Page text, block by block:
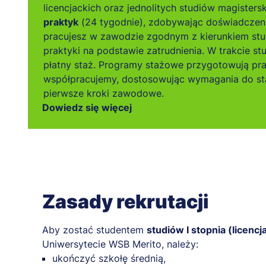
licencjackich oraz jednolitych studiów
praktyk (24 tygodnie), zdobywając
pracujesz w zawodzie zgodnym z kierunkiem
praktyki na podstawie zatrudnienia. W trakcie
płatny staż. Programy stażowe przygotowują
współpracujemy, dostosowując wymagania do
pierwsze kroki zawodowe.
Dowiedz się więcej
Zasady rekrutacji
Aby zostać studentem studiów I stopnia
Uniwersytecie WSB Merito, należy:
ukończyć szkołę średnią,